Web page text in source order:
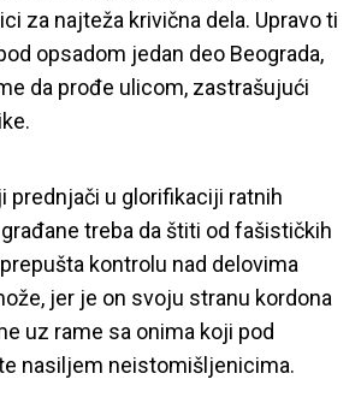
za najteža krivična dela. Upravo ti
opsadom jedan deo Beograda,
da prođe ulicom, zastrašujući
prednjači u glorifikaciji ratnih
treba da štiti od fašističkih
kontrolu nad delovima
jer je on svoju stranu kordona
uz rame sa onima koji pod
nasiljem neistomišljenicima.